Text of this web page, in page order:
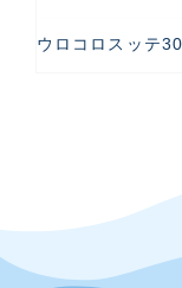
ウロコロスッテ